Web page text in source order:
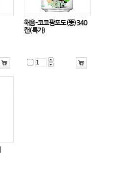
해음-코코팜포도(뚱)340
캔(특가)